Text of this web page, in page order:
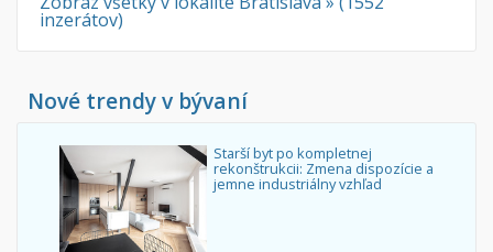
inzerátov)
Nové trendy v bývaní
Starší byt po kompletnej
rekonštrukcii: Zmena dispozície a
jemne industriálny vzhľad